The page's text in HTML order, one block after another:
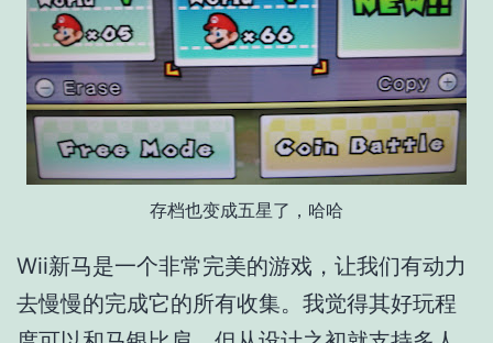
存档也变成五星了，哈哈
Wii新马是一个非常完美的游戏，让我们有动力
去慢慢的完成它的所有收集。我觉得其好玩程